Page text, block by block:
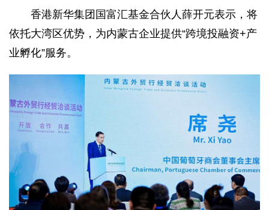
香港新华集团国富汇基金合伙人薛开元表示，将
依托大湾区优势，为内蒙古企业提供“跨境投融资+产
业孵化”服务。